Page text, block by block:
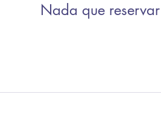
Nada que